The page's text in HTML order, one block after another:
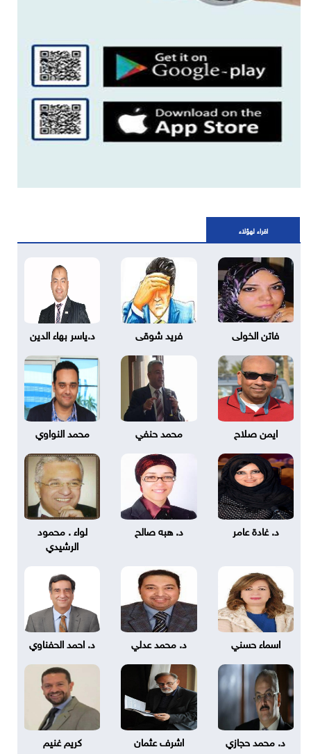
اقراء لهؤلاء
فاتن الخولى فريد شوقى د.ياسر بهاء الدين
ايمن صلاح محمد حنفي محمد النواوي
د. غادة عامر د. هبه صالح
لواء . محمود
الرشيدي
اسماء حسني د. محمد عدلي د. احمد الحفناوي
د. محمد حجازي اشرف عثمان كريم غنيم